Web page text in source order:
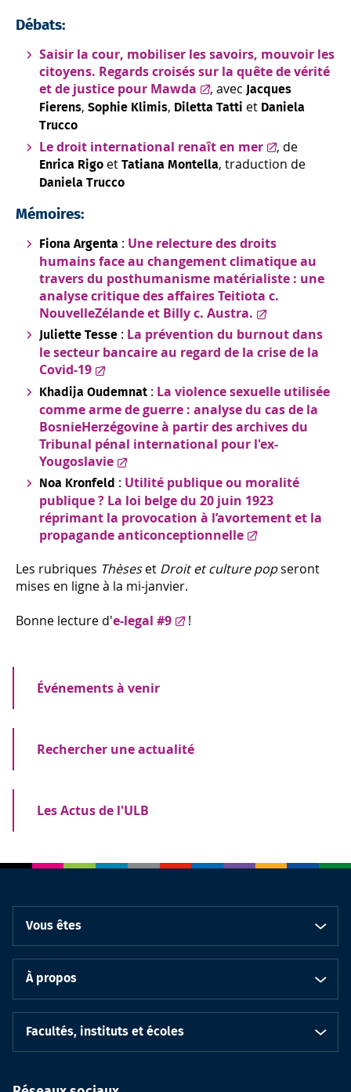
Débats:
Saisir la cour, mobiliser les savoirs, mouvoir les
citoyens. Regards croisés sur la quête de vérité
et de justice pour Mawda
, avec
Jacques
Fierens, Sophie Klimis, Diletta Tatti et Daniela
Trucco
Le droit international renaît en mer , de
Enrica Rigo et Tatiana Montella, traduction de
Daniela Trucco
Mémoires:
Fiona Argenta : Une relecture des droits
humains face au changement climatique au
travers du posthumanisme matérialiste : une
analyse critique des affaires Teitiota c.
NouvelleZélande et Billy c. Austra.
Juliette Tesse : La prévention du burnout dans
le secteur bancaire au regard de la crise de la
Covid-19
Khadija Oudemnat : La violence sexuelle utilisée
comme arme de guerre : analyse du cas de la
BosnieHerzégovine à partir des archives du
Tribunal pénal international pour l'ex-
Yougoslavie
Noa Kronfeld : Utilité publique ou moralité
publique ? La loi belge du 20 juin 1923
réprimant la provocation à l’avortement et la
propagande anticonceptionnelle
Les rubriques Thèseset Droit et culture popseront
mises en ligne à la mi-janvier.
Bonne lecture d'e-legal #9 !
Événements à venir
Rechercher une actualité
Les Actus de l'ULB
Vous êtes
À propos
Facultés, instituts et écoles